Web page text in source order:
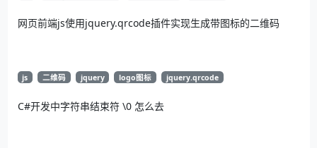
网页前端js使用jquery.qrcode插件实现生成带图标的二维码
js 二维码 jquery logo图标 jquery.qrcode
C#开发中字符串结束符 \0 怎么去